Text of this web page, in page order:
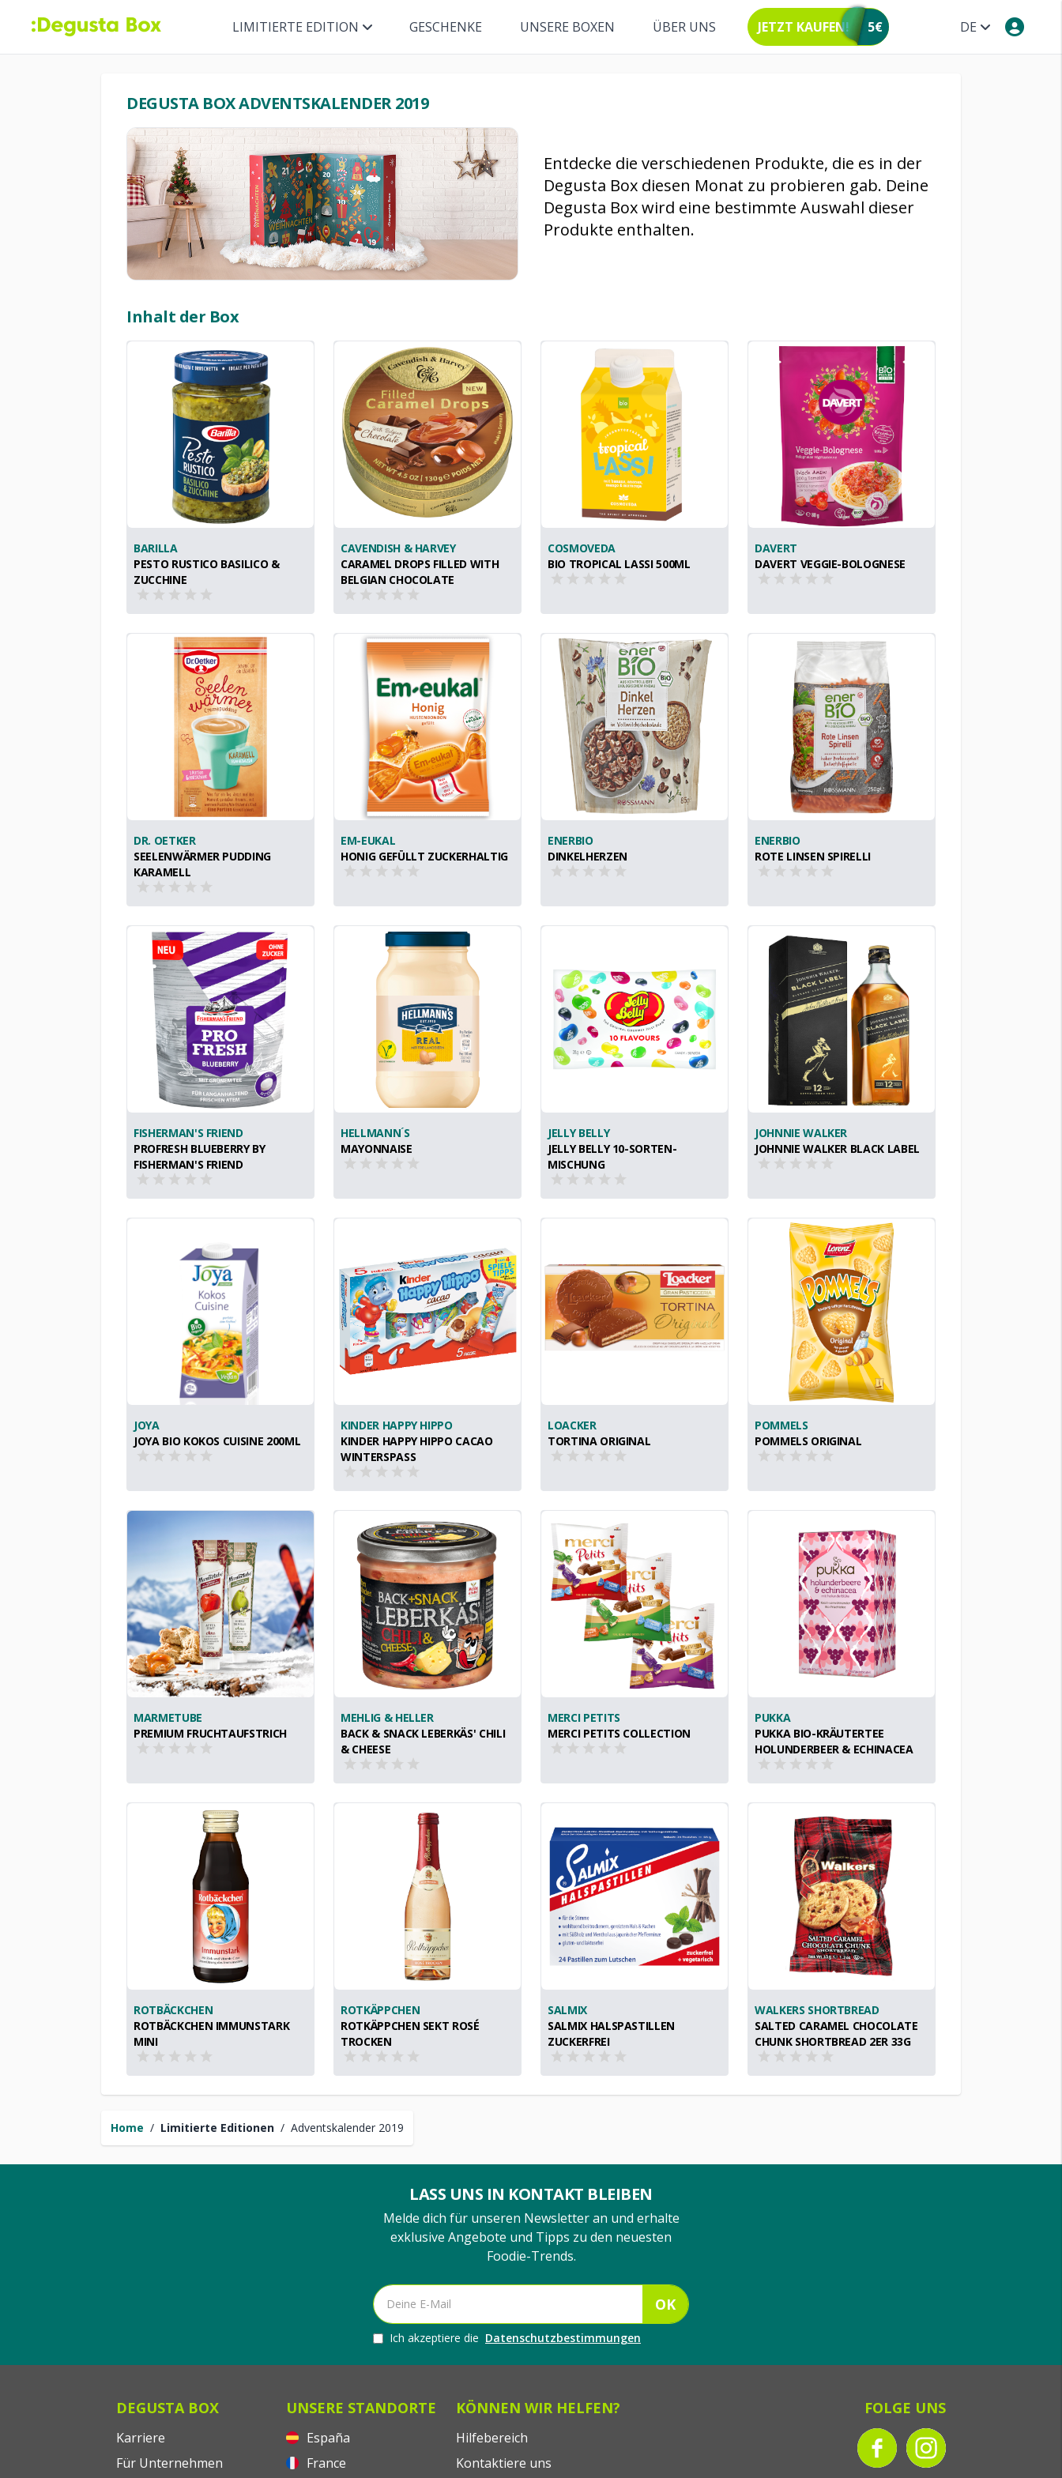
DE
LIMITIERTE EDITION GESCHENKE UNSERE BOXEN ÜBER UNS JETZT KAUFEN! 5€
Home / Limitierte Editionen / Adventskalender 2019
DEGUSTA BOX ADVENTSKALENDER 2019
Entdecke die verschiedenen Produkte, die es in der
Degusta Box diesen Monat zu probieren gab. Deine
Degusta Box wird eine bestimmte Auswahl dieser
Produkte enthalten.
Inhalt der Box
BARILLA
PESTO RUSTICO BASILICO &
ZUCCHINE
CAVENDISH & HARVEY
CARAMEL DROPS FILLED WITH
BELGIAN CHOCOLATE
COSMOVEDA
BIO TROPICAL LASSI 500ML
DAVERT
DAVERT VEGGIE-BOLOGNESE
DR. OETKER
SEELENWÄRMER PUDDING
KARAMELL
EM-EUKAL
HONIG GEFÜLLT ZUCKERHALTIG
ENERBIO
DINKELHERZEN
ENERBIO
ROTE LINSEN SPIRELLI
FISHERMAN'S FRIEND
PROFRESH BLUEBERRY BY
FISHERMAN'S FRIEND
HELLMANN ́S
MAYONNAISE
JELLY BELLY
JELLY BELLY 10-SORTEN-
MISCHUNG
JOHNNIE WALKER
JOHNNIE WALKER BLACK LABEL
JOYA
JOYA BIO KOKOS CUISINE 200ML
KINDER HAPPY HIPPO
KINDER HAPPY HIPPO CACAO
WINTERSPASS
LOACKER
TORTINA ORIGINAL
POMMELS
POMMELS ORIGINAL
MARMETUBE
PREMIUM FRUCHTAUFSTRICH
MEHLIG & HELLER
BACK & SNACK LEBERKÄS' CHILI
& CHEESE
MERCI PETITS
MERCI PETITS COLLECTION
PUKKA
PUKKA BIO-KRÄUTERTEE
HOLUNDERBEER & ECHINACEA
ROTBÄCKCHEN
ROTBÄCKCHEN IMMUNSTARK
MINI
ROTKÄPPCHEN
ROTKÄPPCHEN SEKT ROSÉ
TROCKEN
SALMIX
SALMIX HALSPASTILLEN
ZUCKERFREI
WALKERS SHORTBREAD
SALTED CARAMEL CHOCOLATE
CHUNK SHORTBREAD 2ER 33G
LASS UNS IN KONTAKT BLEIBEN
Melde dich für unseren Newsletter an und erhalte
exklusive Angebote und Tipps zu den neuesten
Foodie-Trends.
OK
Ich akzeptiere die Datenschutzbestimmungen
DEGUSTA BOX
Karriere
Für Unternehmen
UNSERE STANDORTE
España
France
KÖNNEN WIR HELFEN?
Hilfebereich
Kontaktiere uns
FOLGE UNS